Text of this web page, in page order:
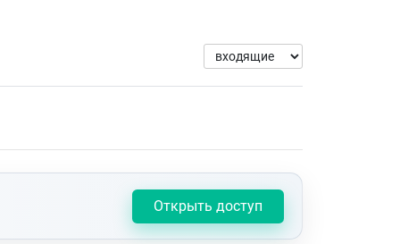
Открыть доступ